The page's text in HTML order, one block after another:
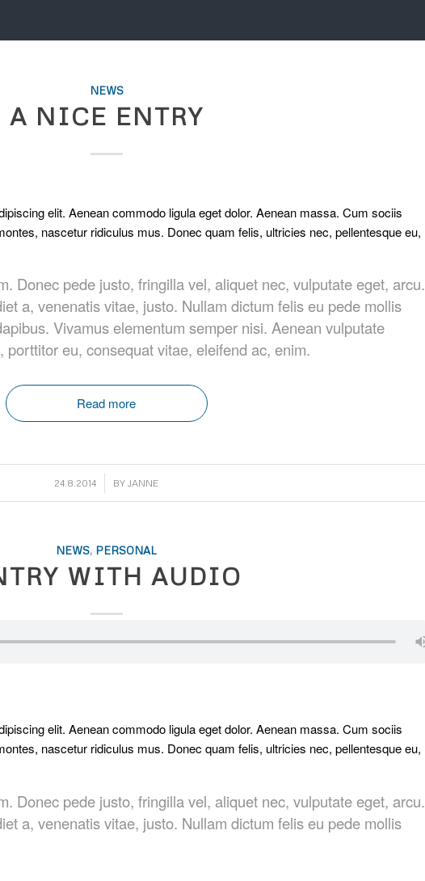
NEWS
A NICE ENTRY
elit. Aenean commodo ligula eget dolor. Aenean massa. Cum sociis
nascetur ridiculus mus. Donec quam felis, ultricies nec, pellentesque eu,
Donec pede justo, fringilla vel, aliquet nec, vulputate eget, arcu.
a, venenatis vitae, justo. Nullam dictum felis eu pede mollis
Vivamus elementum semper nisi. Aenean vulputate
eu, consequat vitae, eleifend ac, enim.
Read more
24.8.2014
/ BYJANNE
NEWS, PERSONAL
WITH AUDIO
elit. Aenean commodo ligula eget dolor. Aenean massa. Cum sociis
nascetur ridiculus mus. Donec quam felis, ultricies nec, pellentesque eu,
Donec pede justo, fringilla vel, aliquet nec, vulputate eget, arcu.
a, venenatis vitae, justo. Nullam dictum felis eu pede mollis